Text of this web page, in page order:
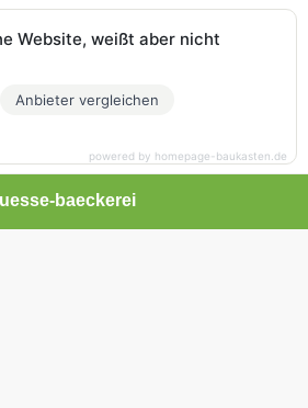
baeckerei
Website, weißt aber nicht
Anbieter vergleichen
powered by homepage-baukasten.de